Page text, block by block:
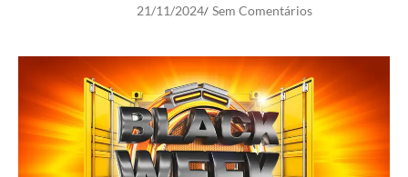
21/11/2024/ Sem Comentários